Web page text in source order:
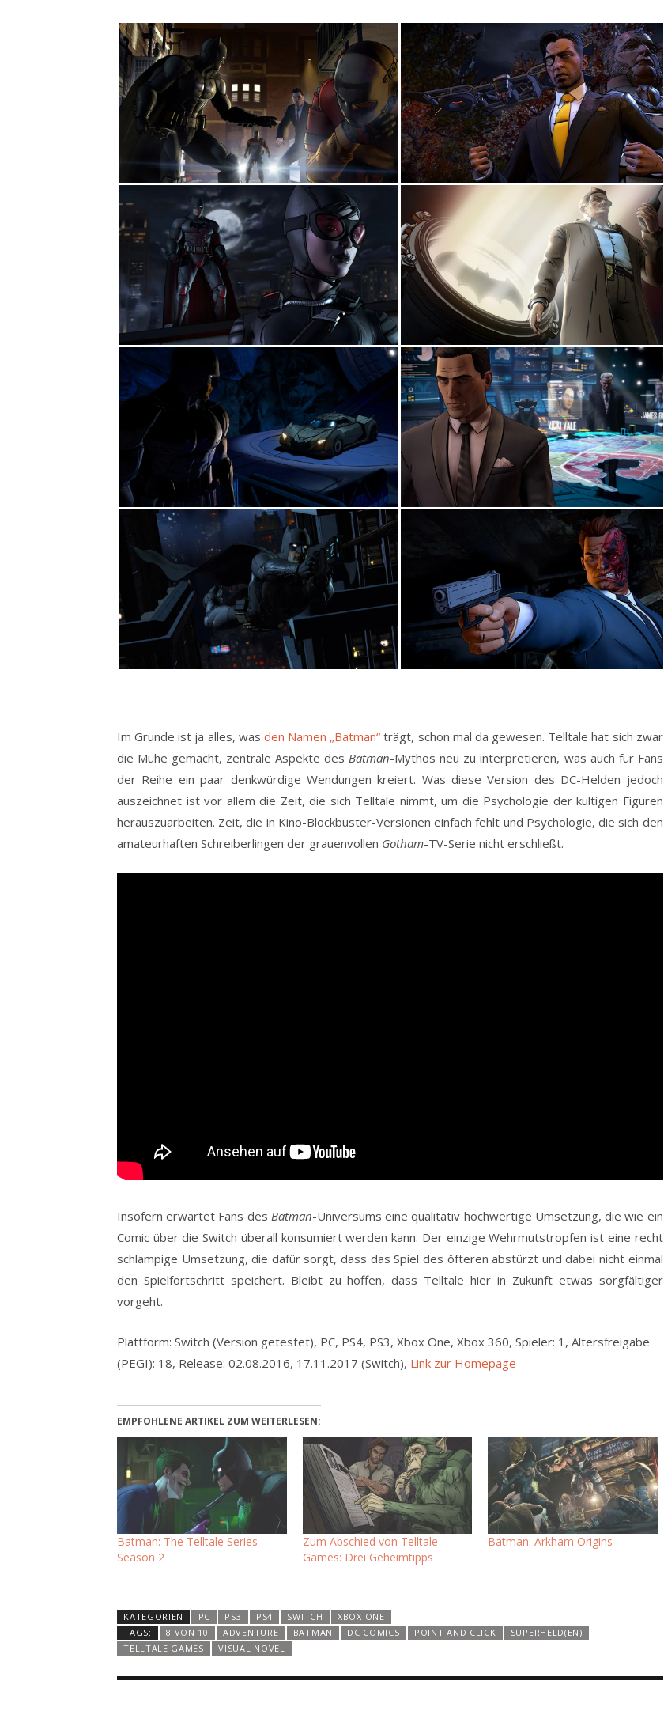
Im Grunde ist ja alles, was den Namen „Batman“ trägt, schon mal da gewesen. Telltale hat sich zwar
die Mühe gemacht, zentrale Aspekte des Batman-Mythos neu zu interpretieren, was auch für Fans
der Reihe ein paar denkwürdige Wendungen kreiert. Was diese Version des DC-Helden jedoch
auszeichnet ist vor allem die Zeit, die sich Telltale nimmt, um die Psychologie der kultigen Figuren
herauszuarbeiten. Zeit, die in Kino-Blockbuster-Versionen einfach fehlt und Psychologie, die sich den
amateurhaften Schreiberlingen der grauenvollen Gotham-TV-Serie nicht erschließt.
Insofern erwartet Fans des Batman-Universums eine qualitativ hochwertige Umsetzung, die wie ein
Comic über die Switch überall konsumiert werden kann. Der einzige Wehrmutstropfen ist eine recht
schlampige Umsetzung, die dafür sorgt, dass das Spiel des öfteren abstürzt und dabei nicht einmal
den Spielfortschritt speichert. Bleibt zu hoffen, dass Telltale hier in Zukunft etwas sorgfältiger
vorgeht.
Plattform: Switch (Version getestet), PC, PS4, PS3, Xbox One, Xbox 360, Spieler: 1, Altersfreigabe
(PEGI): 18, Release: 02.08.2016, 17.11.2017 (Switch), Link zur Homepage
EMPFOHLENE ARTIKEL ZUM WEITERLESEN:
Batman: The Telltale Series –
Season 2
Zum Abschied von Telltale
Games: Drei Geheimtipps
Batman: Arkham Origins
KATEGORIEN PC PS3 PS4 SWITCH
XBOX ONE
TAGS:
8 VON 10 ADVENTURE BATMAN DC COMICS POINT AND CLICK
SUPERHELD(EN)
TELLTALE GAMES
VISUAL NOVEL